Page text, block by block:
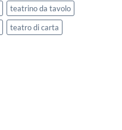
teatrino da tavolo
teatro di carta